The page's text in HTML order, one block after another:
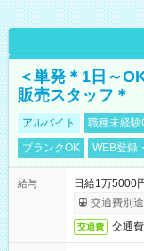
＜単発＊1日～
販売スタッフ＊
アルバイト 職種未経験
ブランクOK
WEB登録
給与
日給1万5000
交通費別
交通費 交通